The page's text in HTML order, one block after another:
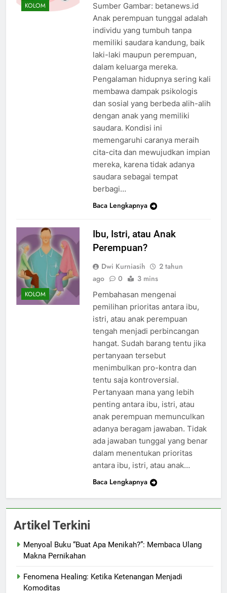
KOLOM
Sumber Gambar: betanews.id
Anak perempuan tunggal adalah
individu yang tumbuh tanpa
memiliki saudara kandung, baik
laki-laki maupun perempuan,
dalam keluarga mereka.
Pengalaman hidupnya sering kali
membawa dampak psikologis
dan sosial yang berbeda alih-alih
dengan anak yang memiliki
saudara. Kondisi ini
memengaruhi caranya meraih
cita-cita dan mewujudkan impian
mereka, karena tidak adanya
saudara sebagai tempat
berbagi…
Baca Lengkapnya
KOLOM
Ibu, Istri, atau Anak
Perempuan?
Dwi Kurniasih
2 tahun
ago
0 3 mins
Pembahasan mengenai
pemilihan prioritas antara ibu,
istri, atau anak perempuan
tengah menjadi perbincangan
hangat. Sudah barang tentu jika
pertanyaan tersebut
menimbulkan pro-kontra dan
tentu saja kontroversial.
Pertanyaan mana yang lebih
penting antara ibu, istri, atau
anak perempuan memunculkan
adanya beragam jawaban. Tidak
ada jawaban tunggal yang benar
dalam menentukan prioritas
antara ibu, istri, atau anak…
Baca Lengkapnya
Artikel Terkini
Menyoal Buku “Buat Apa Menikah?”: Membaca Ulang
Makna Pernikahan
Fenomena Healing: Ketika Ketenangan Menjadi
Komoditas